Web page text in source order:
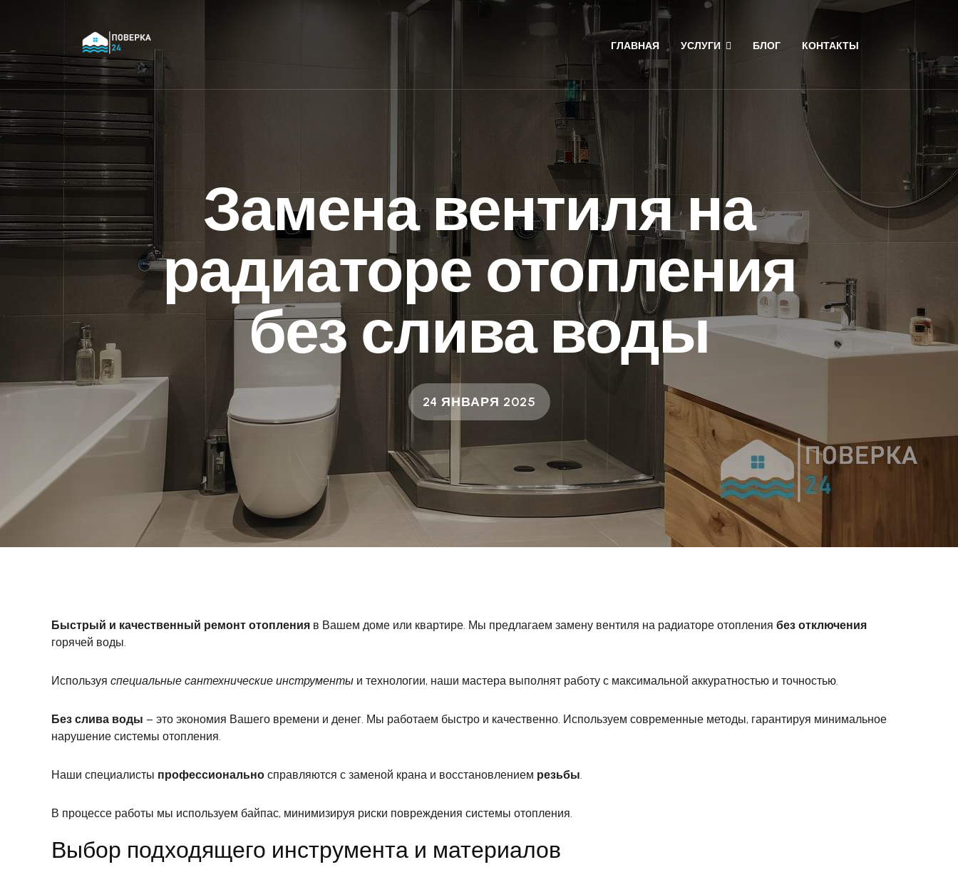
ГЛАВНАЯ УСЛУГИ БЛОГ КОНТАКТЫ
Замена вентиля на
радиаторе отопления
без слива воды
24 ЯНВАРЯ 2025
Быстрый и качественный ремонт отопления в Вашем доме или квартире. Мы предлагаем замену вентиля на радиаторе отопления без отключения
горячей воды.
Используя специальные сантехнические инструменты и технологии, наши мастера выполнят работу с максимальной аккуратностью и точностью.
Без слива воды – это экономия Вашего времени и денег. Мы работаем быстро и качественно. Используем современные методы, гарантируя минимальное
нарушение системы отопления.
Наши специалисты профессионально справляются с заменой крана и восстановлением резьбы.
В процессе работы мы используем байпас, минимизируя риски повреждения системы отопления.
Выбор подходящего инструмента и материалов